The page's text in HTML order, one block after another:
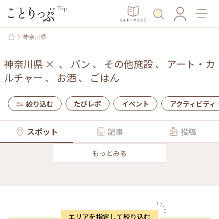
ガイド・マガジン
神奈川県
神奈川県 × 、 パン 、 その他施設、 アート・カ
ルチャー 、 お酒 、 ごはん
絞り込む たびレポ イベント アクティビティ
スポット 記事 投稿
もっとみる
エリアを指定して絞り込む